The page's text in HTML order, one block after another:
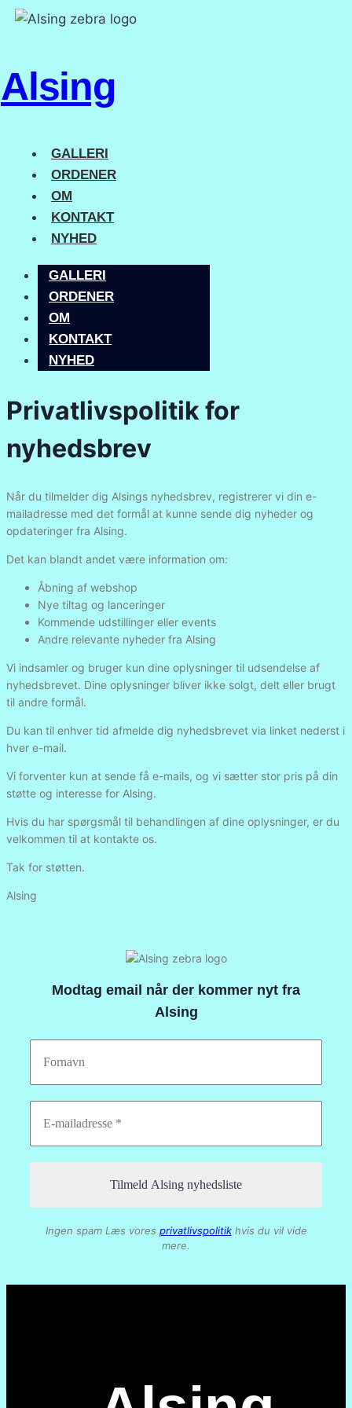
Alsing
GALLERI
ORDENER
OM
KONTAKT
NYHED
GALLERI
ORDENER
OM
KONTAKT
NYHED
Privatlivspolitik for
nyhedsbrev
Når du tilmelder dig Alsings nyhedsbrev, registrerer vi din e-
mailadresse med det formål at kunne sende dig nyheder og
opdateringer fra Alsing.
Det kan blandt andet være information om:
Åbning af webshop
Nye tiltag og lanceringer
Kommende udstillinger eller events
Andre relevante nyheder fra Alsing
Vi indsamler og bruger kun dine oplysninger til udsendelse af
nyhedsbrevet. Dine oplysninger bliver ikke solgt, delt eller brugt
til andre formål.
Du kan til enhver tid afmelde dig nyhedsbrevet via linket nederst i
hver e-mail.
Vi forventer kun at sende få e-mails, og vi sætter stor pris på din
støtte og interesse for Alsing.
Hvis du har spørgsmål til behandlingen af dine oplysninger, er du
velkommen til at kontakte os.
Tak for støtten.
Alsing
Modtag email når der kommer nyt fra
Alsing
Ingen spam Læs vores privatlivspolitikhvis du vil vide
mere.